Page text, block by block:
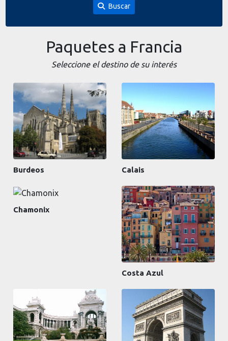
Buscar
Paquetes a Francia
Seleccione el destino de su interés
Burdeos Calais
Chamonix
Costa Azul